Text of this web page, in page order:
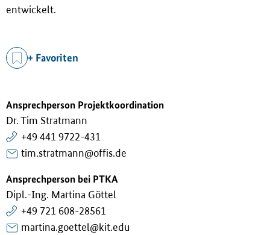
entwickelt.
+ Favoriten
Ansprechperson Projektkoordination
Dr. Tim Stratmann
+49 441 9722-431
tim.stratmann@offis.de
Ansprechperson bei PTKA
Dipl.-Ing. Martina Göttel
+49 721 608-28561
martina.goettel@kit.edu